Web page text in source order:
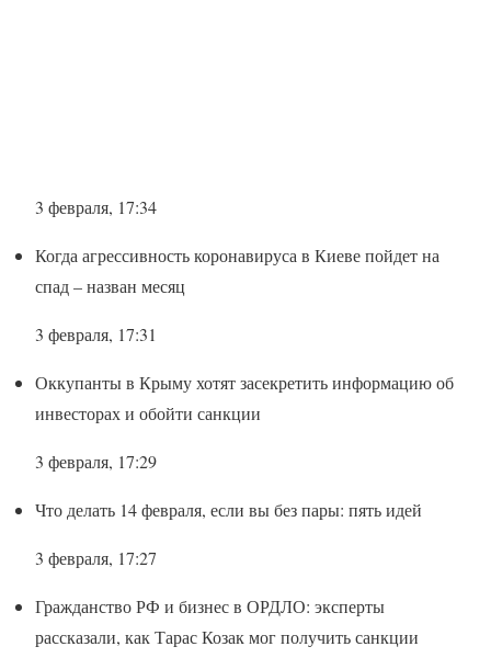
3 февраля, 17:34
Когда агрессивность коронавируса в Киеве пойдет на
спад – назван месяц
3 февраля, 17:31
Оккупанты в Крыму хотят засекретить информацию об
инвесторах и обойти санкции
3 февраля, 17:29
Что делать 14 февраля, если вы без пары: пять идей
3 февраля, 17:27
Гражданство РФ и бизнес в ОРДЛО: эксперты
рассказали, как Тарас Козак мог получить санкции